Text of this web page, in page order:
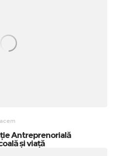
Antreprenorială
și viață